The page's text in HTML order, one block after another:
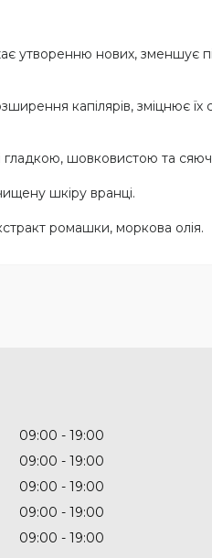
утворенню нових, зменшує
капілярів, зміцнює їх
гладкою, шовковистою та
шкіру вранці.
ромашки, моркова олія.
09:00
19:00
09:00
19:00
09:00
19:00
09:00
19:00
09:00
19:00